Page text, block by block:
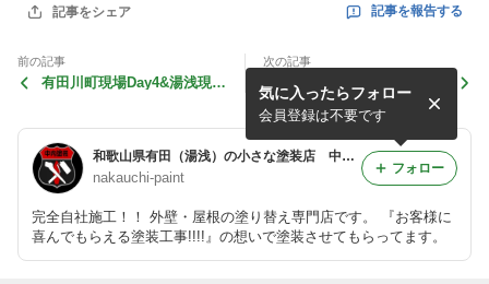
記事をシェア 記事を報告する
前の記事
有田川町現場Day4&湯浅現場
次の記事
和歌山県有田（湯浅）の小さな塗装店 中内塗装
nakauchi-paint
完全自社施工！！ 外壁・屋根の塗り替え専門店です。 『お客様に
喜んでもらえる塗装工事!!!!』の想いで塗装させてもらってます。
気に入ったらフォロー
会員登録は不要です
フォロー